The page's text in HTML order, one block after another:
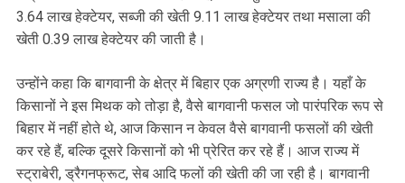
3.64 लाख हेक्टेयर, सब्जी की खेती 9.11 लाख हेक्टेयर तथा मसाला की
खेती 0.39 लाख हेक्टेयर की जाती है।
उन्होंने कहा कि बागवानी के क्षेत्र में बिहार एक अग्रणी राज्य है। यहाँ के
किसानों ने इस मिथक को तोड़ा है, वैसे बागवानी फसल जो पारंपरिक रूप से
बिहार में नहीं होते थे, आज किसान न केवल वैसे बागवानी फसलों की खेती
कर रहे हैं, बल्कि दूसरे किसानों को भी प्रेरित कर रहे हैं। आज राज्य में
स्ट्राबेरी, ड्रैगनफ्रूट, सेब आदि फलों की खेती की जा रही है। बागवानी